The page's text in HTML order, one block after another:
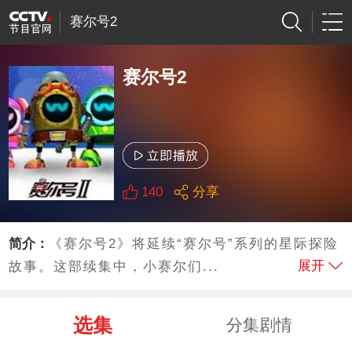
赛尔号2
赛尔号2
140 分享
简介：
《赛尔号2》将延续“赛尔号”系列的星际探险
故事。这部续集中，小赛尔们...
展开
选集 分集剧情